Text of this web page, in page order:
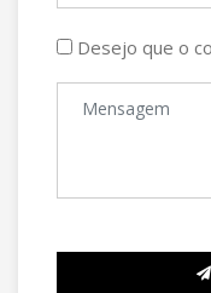
Desejo que o